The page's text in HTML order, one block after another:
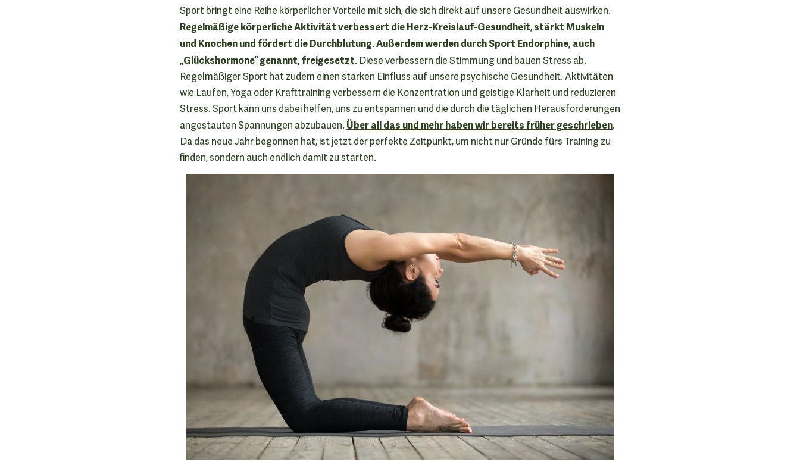
Sport bringt eine Reihe körperlicher Vorteile mit sich, die sich direkt auf unsere Gesundheit auswirken.
Regelmäßige körperliche Aktivität verbessert die Herz-Kreislauf-Gesundheit,stärkt Muskeln
und Knochen und fördert die Durchblutung.Außerdem werden durch Sport Endorphine, auch
„Glückshormone“ genannt, freigesetzt. Diese verbessern die Stimmung und bauen Stress ab.
Regelmäßiger Sport hat zudem einen starken Einfluss auf unsere psychische Gesundheit. Aktivitäten
wie Laufen, Yoga oder Krafttraining verbessern die Konzentration und geistige Klarheit und reduzieren
Stress. Sport kann uns dabei helfen, uns zu entspannen und die durch die täglichen Herausforderungen
angestauten Spannungen abzubauen. Über all das und mehr haben wir bereits früher geschrieben.
Da das neue Jahr begonnen hat, ist jetzt der perfekte Zeitpunkt, um nicht nur Gründe fürs Training zu
finden, sondern auch endlich damit zu starten.